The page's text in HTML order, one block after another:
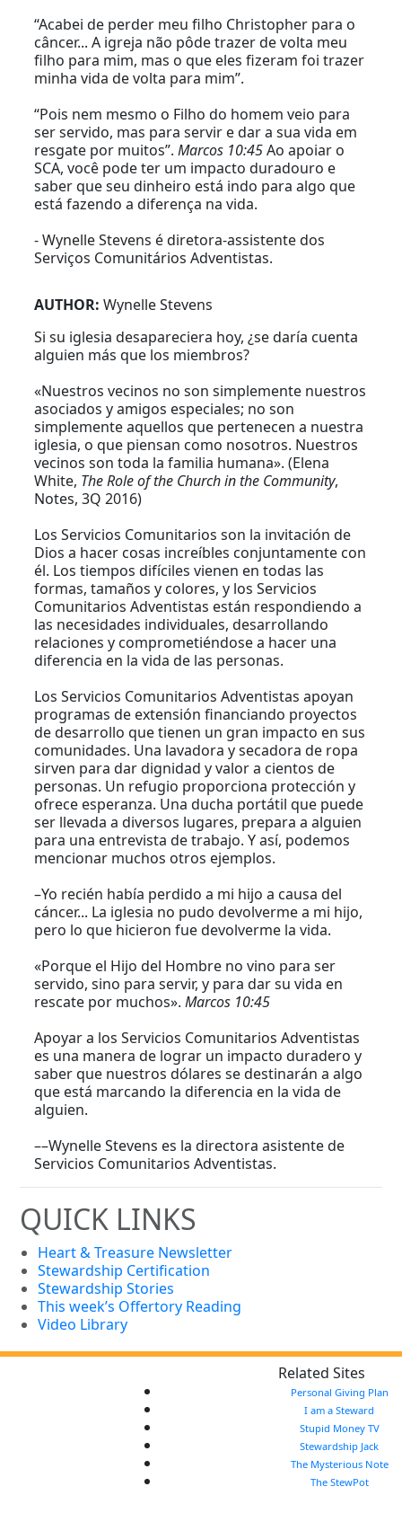
“Acabei de perder meu filho Christopher para o
câncer... A igreja não pôde trazer de volta meu
filho para mim, mas o que eles fizeram foi trazer
minha vida de volta para mim”.
“Pois nem mesmo o Filho do homem veio para
ser servido, mas para servir e dar a sua vida em
resgate por muitos”.Marcos 10:45Ao apoiar o
SCA, você pode ter um impacto duradouro e
saber que seu dinheiro está indo para algo que
está fazendo a diferença na vida.
- Wynelle Stevens é diretora-assistente dos
Serviços Comunitários Adventistas.
AUTHOR:Wynelle Stevens
Si su iglesia desapareciera hoy, ¿se daría cuenta
alguien más que los miembros?
«Nuestros vecinos no son simplemente nuestros
asociados y amigos especiales; no son
simplemente aquellos que pertenecen a nuestra
iglesia, o que piensan como nosotros. Nuestros
vecinos son toda la familia humana». (Elena
White, The Role of the Church in the Community,
Notes, 3Q 2016)
Los Servicios Comunitarios son la invitación de
Dios a hacer cosas increíbles conjuntamente con
él. Los tiempos difíciles vienen en todas las
formas, tamaños y colores, y los Servicios
Comunitarios Adventistas están respondiendo a
las necesidades individuales, desarrollando
relaciones y comprometiéndose a hacer una
diferencia en la vida de las personas.
Los Servicios Comunitarios Adventistas apoyan
programas de extensión financiando proyectos
de desarrollo que tienen un gran impacto en sus
comunidades. Una lavadora y secadora de ropa
sirven para dar dignidad y valor a cientos de
personas. Un refugio proporciona protección y
ofrece esperanza. Una ducha portátil que puede
ser llevada a diversos lugares, prepara a alguien
para una entrevista de trabajo. Y así, podemos
mencionar muchos otros ejemplos.
–Yo recién había perdido a mi hijo a causa del
cáncer... La iglesia no pudo devolverme a mi hijo,
pero lo que hicieron fue devolverme la vida.
«Porque el Hijo del Hombre no vino para ser
servido, sino para servir, y para dar su vida en
rescate por muchos».Marcos 10:45
Apoyar a los Servicios Comunitarios Adventistas
es una manera de lograr un impacto duradero y
saber que nuestros dólares se destinarán a algo
que está marcando la diferencia en la vida de
alguien.
––Wynelle Stevens es la directora asistente de
Servicios Comunitarios Adventistas.
QUICK LINKS
Heart & Treasure Newsletter
Stewardship Certification
Stewardship Stories
This week’s Offertory Reading
Video Library
Related Sites
Personal Giving Plan
I am a Steward
Stupid Money TV
Stewardship Jack
The Mysterious Note
The StewPot